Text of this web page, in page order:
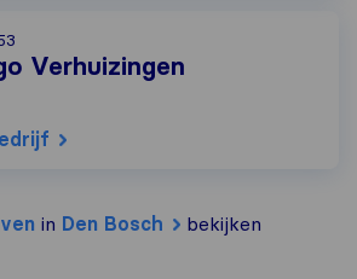
Verhuizingen
in Den Bosch bekijken